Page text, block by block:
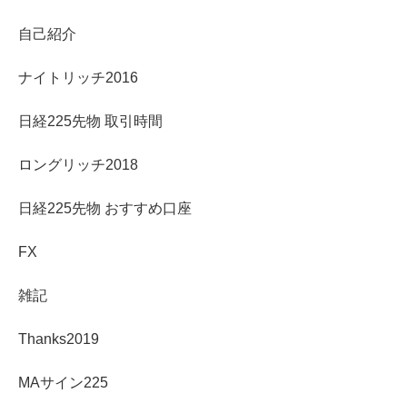
自己紹介
ナイトリッチ2016
日経225先物 取引時間
ロングリッチ2018
日経225先物 おすすめ口座
FX
雑記
Thanks2019
MAサイン225